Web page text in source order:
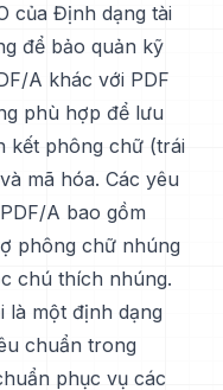
của Định dạng tài
để bảo quản kỹ
A khác với PDF
phù hợp để lưu
kết phông chữ (trái
mã hóa. Các yêu
A bao gồm
phông chữ nhúng
chú thích nhúng.
là một định dạng
chuẩn trong
phục vụ các